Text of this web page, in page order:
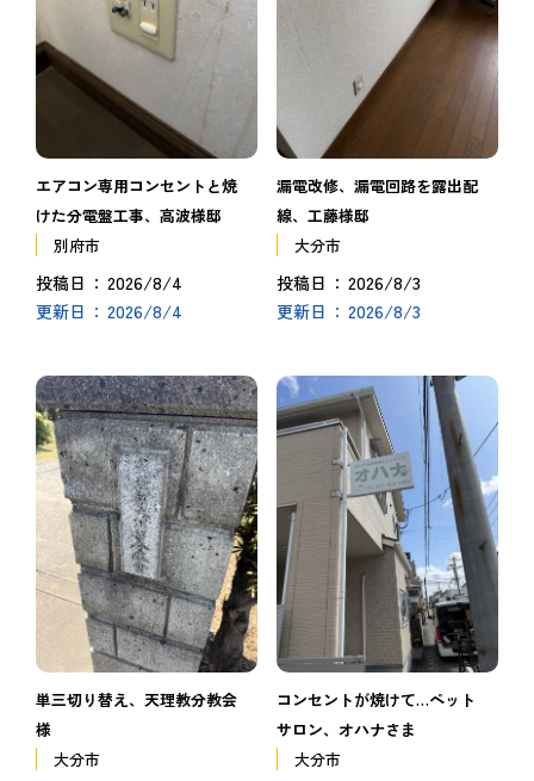
エアコン専用コンセントと焼
けた分電盤工事、高波様邸
別府市
投稿日 2026/8/4
更新日 2026/8/4
漏電改修、漏電回路を露出配
線、工藤様邸
大分市
投稿日 2026/8/3
更新日 2026/8/3
単三切り替え、天理教分教会
様
大分市
コンセントが焼けて…ペット
サロン、オハナさま
大分市